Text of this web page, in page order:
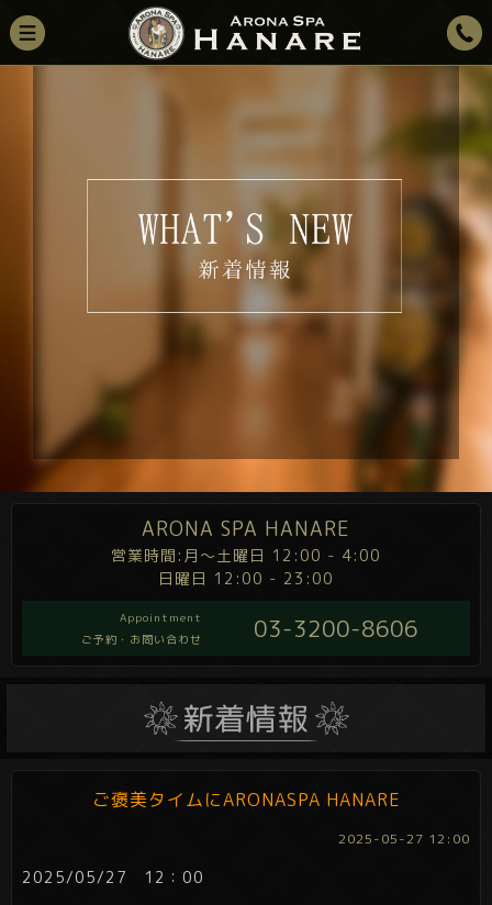
ARONA SPA HANARE
営業時間:月～土曜日 12:00 - 4:00
日曜日 12:00 - 23:00
Appointment
ご予約・お問い合わせ
03-3200-8606
ご褒美タイムにARONASPA HANARE
2025-05-27 12:00
2025/05/27 12：00